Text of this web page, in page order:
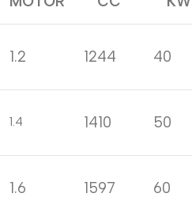
1.2 1244 40
1.4 1410 50
1.6 1597 60